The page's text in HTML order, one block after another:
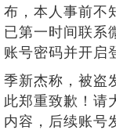
布，本人事前不
已第一时间联系
账号密码并开启
季新杰称，被盗
此郑重致歉！请
内容，后续账号